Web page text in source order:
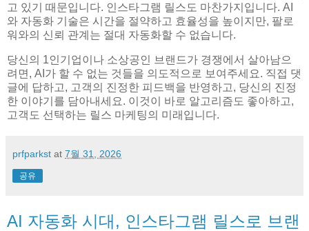
고 있기 때문입니다. 인스타그램 릴스도 마찬가지입니다. AI
와 자동화 기술은 시간을 절약하고 효율성을 높이지만, 팔로
워와의 신뢰 관계는 절대 자동화할 수 없습니다.
당신의 1인기업이나 소상공인 브랜드가 경쟁에서 살아남으
려면, AI가 할 수 없는 것들을 의도적으로 보여주세요. 직접 댓
글에 답하고, 고객의 진정한 피드백을 반영하고, 당신의 진정
한 이야기를 담아내세요. 이것이 바로 알고리즘도 좋아하고,
고객도 선택하는 릴스 마케팅의 미래입니다.
prfparkst at 7월 31, 2026
공유
AI 자동화 시대, 인스타그램 릴스로 브랜